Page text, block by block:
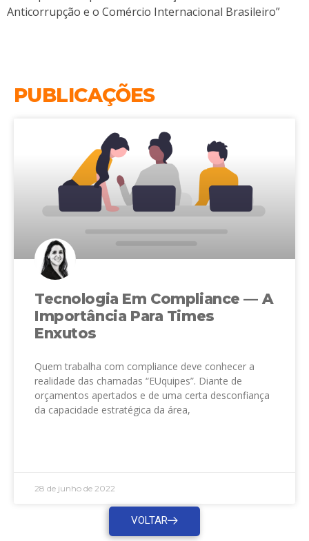
Anticorrupção e o Comércio Internacional Brasileiro”
PUBLICAÇÕES
Tecnologia Em Compliance — A
Importância Para Times
Enxutos
Quem trabalha com compliance deve conhecer a
realidade das chamadas “EUquipes”. Diante de
orçamentos apertados e de uma certa desconfiança
da capacidade estratégica da área,
28 de junho de 2022
VOLTAR